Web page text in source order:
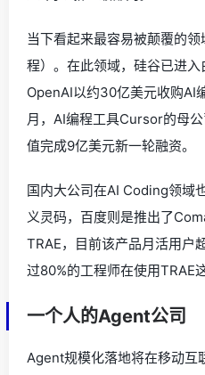
当下看起来最容易被颠覆的
程）。在此领域，硅谷已进入
OpenAI以约30亿美元收购AI
月，AI编程工具Cursor的母
值完成9亿美元新一轮融资。
国内大公司在AI Coding领域
义灵码，百度则是推出了
TRAE，目前该产品月活用户
过80%的工程师在使用TRAE
一个人的Agent公司
Agent规模化落地将在移动互